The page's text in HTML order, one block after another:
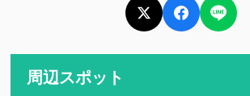
周辺スポット